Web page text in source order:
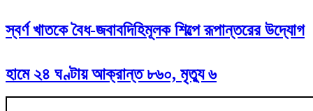
স্বর্ণ খাতকে বৈধ-জবাবদিহিমূলক শিল্পে রূপান্তরের উদ্যোগ
হামে ২৪ ঘণ্টায় আক্রান্ত ৮৬০, মৃত্যু ৬